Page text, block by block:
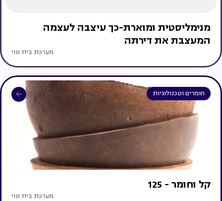
מנימליסטית ומוארת-כך עיצבה לעצמה
המעצבת את דירתה
מערכת בית ונוי
חומרים וטכנולוגיות
קל וחומר - 125
מערכת בית ונוי